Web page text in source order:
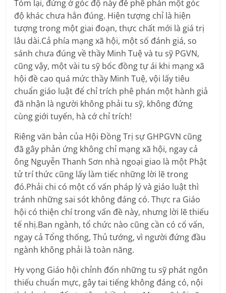
Tóm lại, đứng ở góc độ này để phê phán một góc
độ khác chưa hẳn đúng. Hiện tượng chỉ là hiện
tượng trong một giai đoạn, thực chất mới là giá trị
lâu dài.Cả phía mạng xã hội, một số đánh giá, so
sánh chưa đúng về thầy Minh Tuệ và tu sỹ PGVN,
cũng vậy, một vài tu sỹ bốc đồng tự ái khi mạng xã
hội đề cao quá mức thầy Minh Tuệ, vội lấy tiêu
chuẩn giáo luật để chỉ trích phê phán một hành giả
đã nhận là người không phải tu sỹ, không đứng
cùng giới tuyến, hà cớ chỉ trích!
Riêng văn bản của Hội Đồng Trị sự GHPGVN cũng
đã gây phản ứng không chỉ mạng xã hội, ngay cả
ông Nguyễn Thanh Sơn nhà ngoại giao là một Phật
tử trí thức cũng lấy làm tiếc những lời lẽ trong
đó.Phải chi có một cố vấn pháp lý và giáo luật thì
tránh những sai sót không đáng có. Thực ra Giáo
hội có thiện chí trong vấn đề này, nhưng lời lẽ thiếu
tế nhị.Ban ngành, tổ chức nào cũng cần có cố vấn,
ngay cả Tổng thống, Thủ tướng, vì người đứng đầu
ngành không phải là toàn năng.
Hy vọng Giáo hội chỉnh đốn những tu sỹ phát ngôn
thiếu chuẩn mực, gây tai tiếng không đáng có, nội